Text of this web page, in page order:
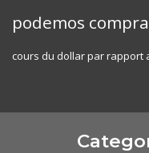
podemos
cours du dollar par rapport